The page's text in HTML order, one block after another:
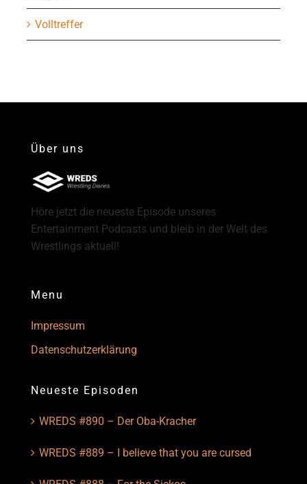
Volltreffer
Über uns
Höre jetzt die neueste Episode unseres
Entertainment Podcasts und bleib in der Welt des
Wrestlings aktuell!
Menu
Impressum
Datenschutzerklärung
Neueste Episoden
WREDS #890 – Der Oba-Kracher
WREDS #889 – I believe that you are cursed